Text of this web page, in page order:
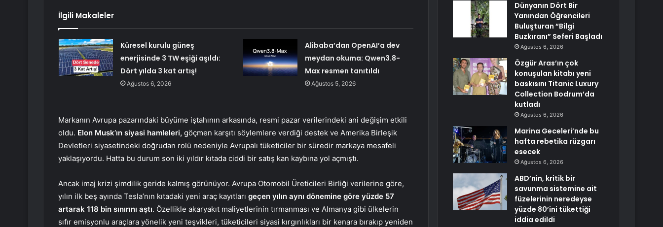
İlgili Makaleler
Küresel kurulu güneş
enerjisinde 3 TW eşiği aşıldı:
Dört yılda 3 kat artış!
Ağustos 6, 2026
Alibaba’dan OpenAI’a dev
meydan okuma: Qwen3.8-
Max resmen tanıtıldı
Ağustos 5, 2026
Markanın Avrupa pazarındaki büyüme iştahının arkasında, resmi pazar verilerindeki ani değişim etkili
oldu. Elon Musk’ın siyasi hamleleri, göçmen karşıtı söylemlere verdiği destek ve Amerika Birleşik
Devletleri siyasetindeki doğrudan rolü nedeniyle Avrupalı tüketiciler bir süredir markaya mesafeli
yaklaşıyordu. Hatta bu durum son iki yıldır kıtada ciddi bir satış kan kaybına yol açmıştı.
Ancak imaj krizi şimdilik geride kalmış görünüyor. Avrupa Otomobil Üreticileri Birliği verilerine göre,
yılın ilk beş ayında Tesla’nın kıtadaki yeni araç kayıtları geçen yılın aynı dönemine göre yüzde 57
artarak 118 bin sınırını aştı. Özellikle akaryakıt maliyetlerinin tırmanması ve Almanya gibi ülkelerin
sıfır emisyonlu araçlara yönelik yeni teşvikleri, tüketicileri siyasi kırgınlıkları bir kenara bırakıp yeniden
Dünyanın Dört Bir
Yanından Öğrencileri
Buluşturan “Bilgi
Buzkıranı” Seferi Başladı
Ağustos 6, 2026
Özgür Aras’ın çok
konuşulan kitabı yeni
baskısını Titanic Luxury
Collection Bodrum’da
kutladı
Ağustos 6, 2026
Marina Geceleri’nde bu
hafta rebetika rüzgarı
esecek
Ağustos 6, 2026
ABD’nin, kritik bir
savunma sistemine ait
füzelerinin neredeyse
yüzde 80’ini tükettiği
iddia edildi